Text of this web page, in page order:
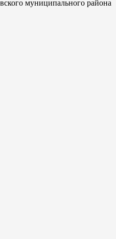
муниципального района